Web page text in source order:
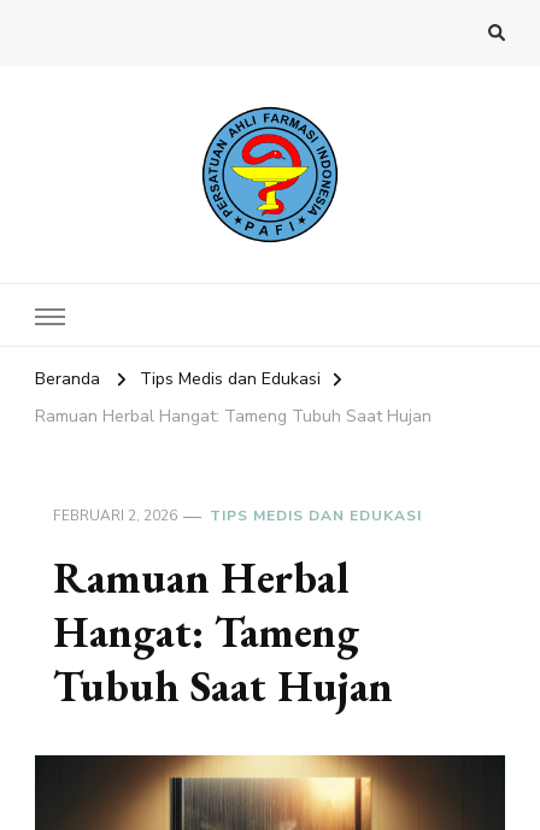
Beranda
Tips Medis dan Edukasi
Ramuan Herbal Hangat: Tameng Tubuh Saat Hujan
FEBRUARI 2, 2026 TIPS MEDIS DAN EDUKASI
Ramuan Herbal
Hangat: Tameng
Tubuh Saat Hujan